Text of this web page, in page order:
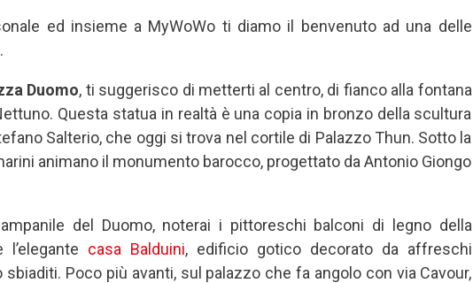
ed insieme a MyWoWo ti diamo il benvenuto ad una delle
.
Duomo, ti suggerisco di metterti al centro, di fianco alla fontana
Questa statua in realtà è una copia in bronzo della scultura
Salterio, che oggi si trova nel cortile di Palazzo Thun. Sotto la
animano il monumento barocco, progettato da Antonio Giongo
del Duomo, noterai i pittoreschi balconi di legno della
casa Balduini, edificio gotico decorato da affreschi
Poco più avanti, sul palazzo che fa angolo con via Cavour,